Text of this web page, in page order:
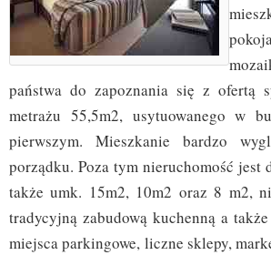
państwa do zapoznania się z ofertą
metrażu 55,5m2, usytuowanego
pierwszym. Mieszkanie bardzo
porządku. Poza tym nieruchomość jest
także umk. 15m2, 10m2 oraz 8 m2,
tradycyjną zabudową kuchenną a
miejsca parkingowe, liczne sklepy,